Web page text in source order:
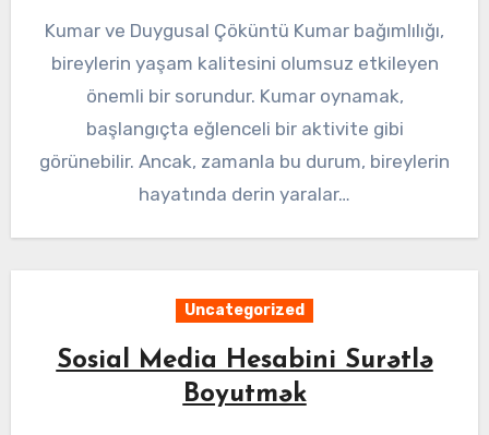
Kumar ve Duygusal Çöküntü Kumar bağımlılığı,
bireylerin yaşam kalitesini olumsuz etkileyen
önemli bir sorundur. Kumar oynamak,
başlangıçta eğlenceli bir aktivite gibi
görünebilir. Ancak, zamanla bu durum, bireylerin
hayatında derin yaralar…
Uncategorized
Sosial Media Hesabini Surətlə
Boyutmək